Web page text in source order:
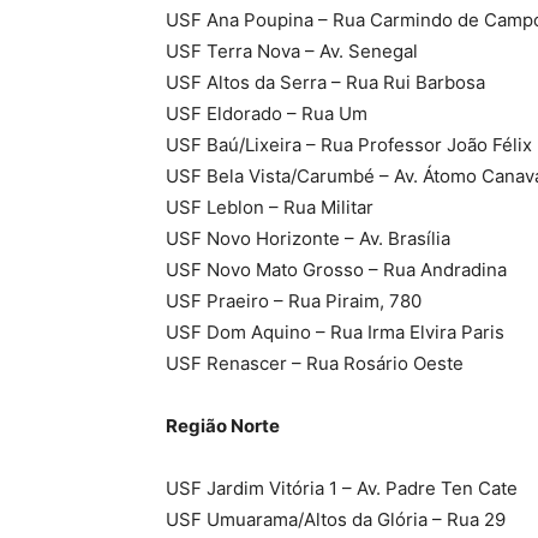
USF Ana Poupina – Rua Carmindo de
USF Terra Nova – Av. Senegal
USF Altos da Serra – Rua Rui Barbosa
USF Eldorado – Rua Um
USF Baú/Lixeira – Rua Professor João Félix
USF Bela Vista/Carumbé – Av. Átomo
USF Leblon – Rua Militar
USF Novo Horizonte – Av. Brasília
USF Novo Mato Grosso – Rua Andradina
USF Praeiro – Rua Piraim, 780
USF Dom Aquino – Rua Irma Elvira Paris
USF Renascer – Rua Rosário Oeste
Região Norte
USF Jardim Vitória 1 – Av. Padre Ten Cate
USF Umuarama/Altos da Glória – Rua 29